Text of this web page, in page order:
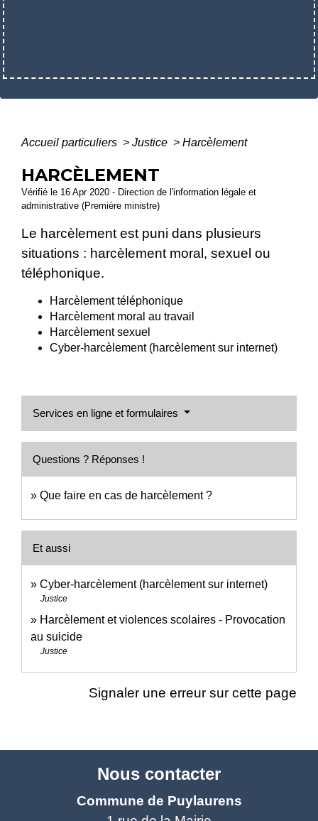
Accueil particuliers > Justice > Harcèlement
HARCÈLEMENT
Vérifié le 16 Apr 2020 - Direction de l'information légale et
administrative (Première ministre)
Le harcèlement est puni dans plusieurs
situations : harcèlement moral, sexuel ou
téléphonique.
Harcèlement téléphonique
Harcèlement moral au travail
Harcèlement sexuel
Cyber-harcèlement (harcèlement sur internet)
Services en ligne et formulaires
Questions ? Réponses !
Que faire en cas de harcèlement ?
Et aussi
Cyber-harcèlement (harcèlement sur internet)
Justice
Harcèlement et violences scolaires - Provocation
au suicide
Justice
Signaler une erreur sur cette page
Nous contacter
Commune de Puylaurens